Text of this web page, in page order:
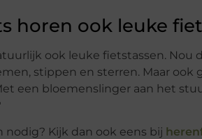
horen ook leuke
ook leuke fietstassen. Nou
stippen en sterren. Maar
een bloemenslinger aan het
nodig? Kijk dan ook eens bij